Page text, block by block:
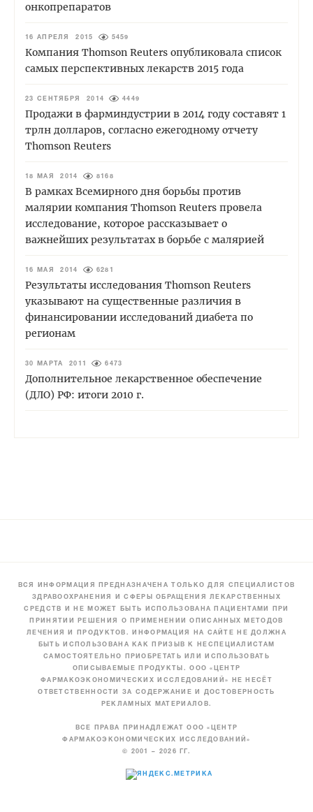
онкопрепаратов
16 АПРЕЛЯ 2015 5459
Компания Thomson Reuters опубликовала список
самых перспективных лекарств 2015 года
23 СЕНТЯБРЯ 2014 4449
Продажи в фарминдустрии в 2014 году составят 1
трлн долларов, согласно ежегодному отчету
Thomson Reuters
18 МАЯ 2014 8168
В рамках Всемирного дня борьбы против
малярии компания Thomson Reuters провела
исследование, которое рассказывает о
важнейших результатах в борьбе с малярией
16 МАЯ 2014 6281
Результаты исследования Thomson Reuters
указывают на существенные различия в
финансировании исследований диабета по
регионам
30 МАРТА 2011 6473
Дополнительное лекарственное обеспечение
(ДЛО) РФ: итоги 2010 г.
ВСЯ ИНФОРМАЦИЯ ПРЕДНАЗНАЧЕНА ТОЛЬКО ДЛЯ СПЕЦИАЛИСТОВ
ЗДРАВООХРАНЕНИЯ И СФЕРЫ ОБРАЩЕНИЯ ЛЕКАРСТВЕННЫХ
СРЕДСТВ И НЕ МОЖЕТ БЫТЬ ИСПОЛЬЗОВАНА ПАЦИЕНТАМИ ПРИ
ПРИНЯТИИ РЕШЕНИЯ О ПРИМЕНЕНИИ ОПИСАННЫХ МЕТОДОВ
ЛЕЧЕНИЯ И ПРОДУКТОВ. ИНФОРМАЦИЯ НА САЙТЕ НЕ ДОЛЖНА
БЫТЬ ИСПОЛЬЗОВАНА КАК ПРИЗЫВ К НЕСПЕЦИАЛИСТАМ
САМОСТОЯТЕЛЬНО ПРИОБРЕТАТЬ ИЛИ ИСПОЛЬЗОВАТЬ
ОПИСЫВАЕМЫЕ ПРОДУКТЫ. ООО «ЦЕНТР
ФАРМАКОЭКОНОМИЧЕСКИХ ИССЛЕДОВАНИЙ» НЕ НЕСЁТ
ОТВЕТСТВЕННОСТИ ЗА СОДЕРЖАНИЕ И ДОСТОВЕРНОСТЬ
РЕКЛАМНЫХ МАТЕРИАЛОВ.
ВСЕ ПРАВА ПРИНАДЛЕЖАТ ООО «ЦЕНТР
ФАРМАКОЭКОНОМИЧЕСКИХ ИССЛЕДОВАНИЙ»
© 2001 – 2026 ГГ.